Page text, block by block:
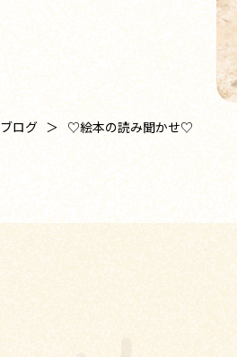
ブログ ♡絵本の読み聞かせ♡